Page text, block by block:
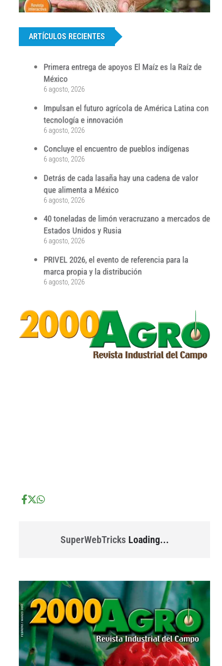
ARTÍCULOS RECIENTES
Primera entrega de apoyos El Maíz es la Raíz de
México
6 agosto, 2026
Impulsan el futuro agrícola de América Latina con
tecnología e innovación
6 agosto, 2026
Concluye el encuentro de pueblos indígenas
6 agosto, 2026
Detrás de cada lasaña hay una cadena de valor
que alimenta a México
6 agosto, 2026
40 toneladas de limón veracruzano a mercados de
Estados Unidos y Rusia
6 agosto, 2026
PRIVEL 2026, el evento de referencia para la
marca propia y la distribución
6 agosto, 2026
SuperWebTricksLoading...